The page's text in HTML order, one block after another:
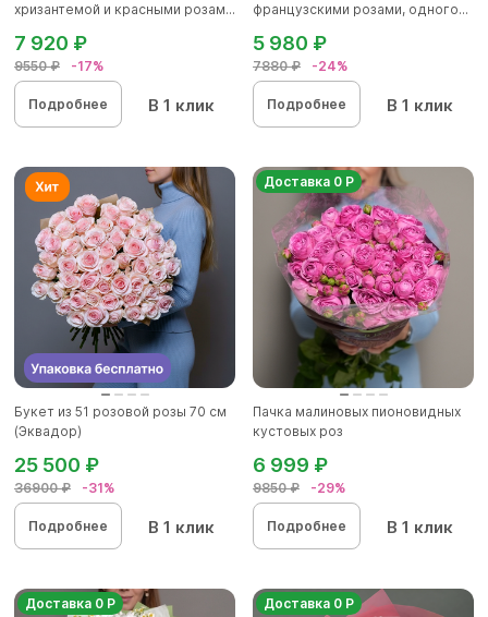
хризантемой и красными розам...
9550 ₽ -17%
7 920 ₽
Подробнее В 1 клик
французскими розами, одного...
7880 ₽ -24%
5 980 ₽
Подробнее В 1 клик
Букет из 51 розовой розы 70 см
(Эквадор)
36900 ₽ -31%
25 500 ₽
Подробнее В 1 клик
Доставка 0 Р
Пачка малиновых пионовидных
кустовых роз
9850 ₽ -29%
6 999 ₽
Подробнее В 1 клик
Доставка 0 Р Доставка 0 Р